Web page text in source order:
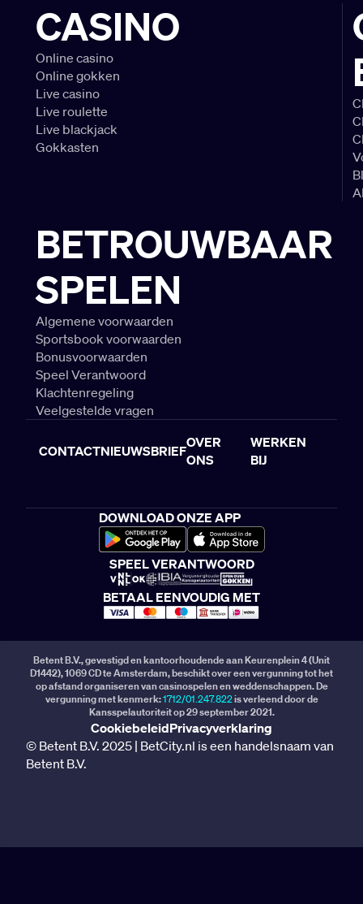
CASINO
Online casino
Online gokken
Live casino
Live roulette
Live blackjack
Gokkasten
BETROUWBAAR
SPELEN
Algemene voorwaarden
Sportsbook voorwaarden
Bonusvoorwaarden
Speel Verantwoord
Klachtenregeling
Veelgestelde vragen
CONTACTNIEUWSBRIEF
OVER
ONS
WERKEN
BIJ
DOWNLOAD ONZE APP
SPEEL VERANTWOORD
BETAAL EENVOUDIG MET
Betent B.V., gevestigd en kantoorhoudende aan Keurenplein 4 (Unit
D1442), 1069 CD te Amsterdam, beschikt over een vergunning tot het
op afstand organiseren van casinospelen en weddenschappen. De
vergunning met kenmerk:1712/01.247.822is verleend door de
Kansspelautoriteit op 29 september 2021.
CookiebeleidPrivacyverklaring
© Betent B.V. 2025 | BetCity.nl is een handelsnaam van
Betent B.V.